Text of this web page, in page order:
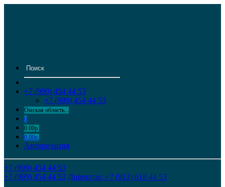
+7 (999) 454 44 53
+7 (999) 454 44 53
Омская область...
0
0.00р.
0.00р.
Авторизация
+7 (999) 454 44 53
+7 (999) 454 44 53 Директор: +7 (913) 618 44 53